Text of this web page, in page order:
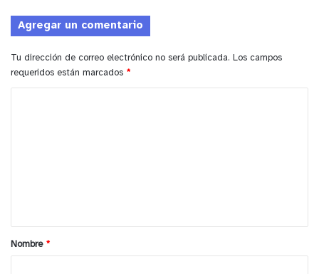
Agregar un comentario
Tu dirección de correo electrónico no será publicada. Los campos
requeridos están marcados *
a
rNombre *